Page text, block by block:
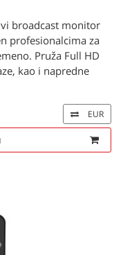
broadcast monitor
profesionalcima za
Pruža Full HD
kao i napredne
EUR